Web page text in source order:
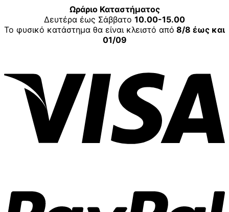
Ωράριο Καταστήματος
Δευτέρα έως Σάββατο 10.00-15.00
Το φυσικό κατάστημα θα είναι κλειστό από 8/8 έως και
01/09